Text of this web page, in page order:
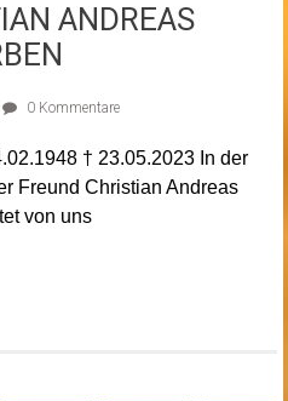
ANDREAS
0 Kommentare
† 23.05.2023 In der
Freund Christian Andreas
von uns